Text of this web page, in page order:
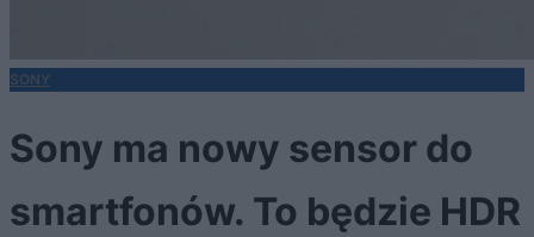
SONY
Sony ma nowy sensor do
smartfonów. To będzie HDR